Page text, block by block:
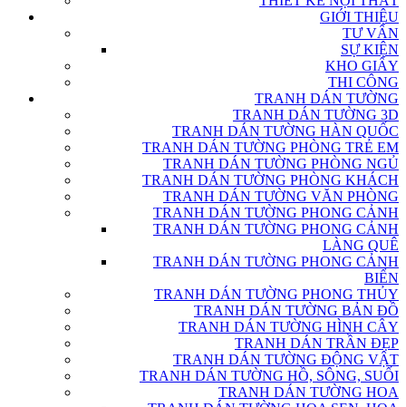
GIỚI THIỆU
TƯ VẤN
SỰ KIỆN
KHO GIẤY
THI CÔNG
TRANH DÁN TƯỜNG
TRANH DÁN TƯỜNG 3D
TRANH DÁN TƯỜNG HÀN QUỐC
TRANH DÁN TƯỜNG PHÒNG TRẺ EM
TRANH DÁN TƯỜNG PHÒNG NGỦ
TRANH DÁN TƯỜNG PHÒNG KHÁCH
TRANH DÁN TƯỜNG VĂN PHÒNG
TRANH DÁN TƯỜNG PHONG CẢNH
TRANH DÁN TƯỜNG PHONG CẢNH
LÀNG QUÊ
TRANH DÁN TƯỜNG PHONG CẢNH
BIỂN
TRANH DÁN TƯỜNG PHONG THỦY
TRANH DÁN TƯỜNG BẢN ĐỒ
TRANH DÁN TƯỜNG HÌNH CÂY
TRANH DÁN TRẦN ĐẸP
TRANH DÁN TƯỜNG ĐỘNG VẬT
TRANH DÁN TƯỜNG HỒ, SÔNG, SUỐI
TRANH DÁN TƯỜNG HOA